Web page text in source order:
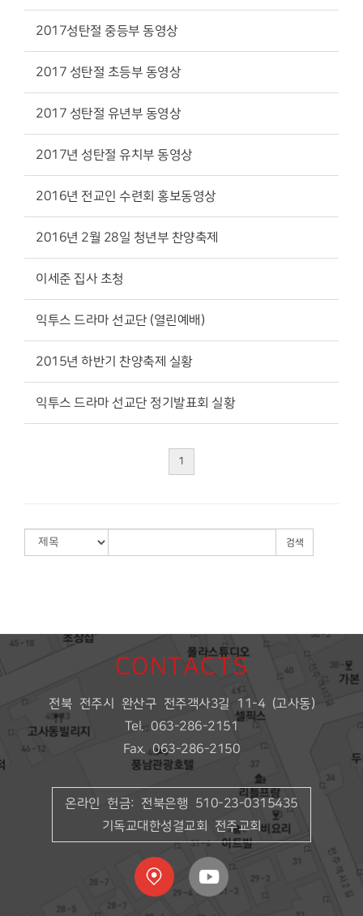
2017성탄절 중등부 동영상
2017 성탄절 초등부 동영상
2017 성탄절 유년부 동영상
2017년 성탄절 유치부 동영상
2016년 전교인 수련회 홍보동영상
2016년 2월 28일 청년부 찬양축제
이세준 집사 초청
익투스 드라마 선교단 (열린예배)
2015년 하반기 찬양축제 실황
익투스 드라마 선교단 정기발표회 실황
1
검색
CONTACTS
전북 전주시 완산구 전주객사3길 11-4 (고사동)
Tel. 063-286-2151
Fax. 063-286-2150
온라인 헌금: 전북은행 510-23-0315435
기독교대한성결교회 전주교회